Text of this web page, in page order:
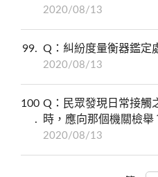
2020/08/13
99 Q：糾紛度量衡器鑑定
2020/08/13
100 Q：民眾發現日常接觸
時，應向那個機關檢舉
2020/08/13